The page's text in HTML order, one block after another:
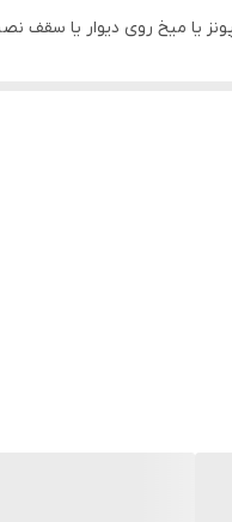
یا میخ روی دیوار یا
از گزینه‌های ایده‌آل برای